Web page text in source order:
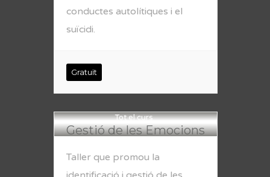
conductes autolítiques i el
suïcidi.
Gratuït
Tot el curs
Gestió de les Emocions
Taller que promou la